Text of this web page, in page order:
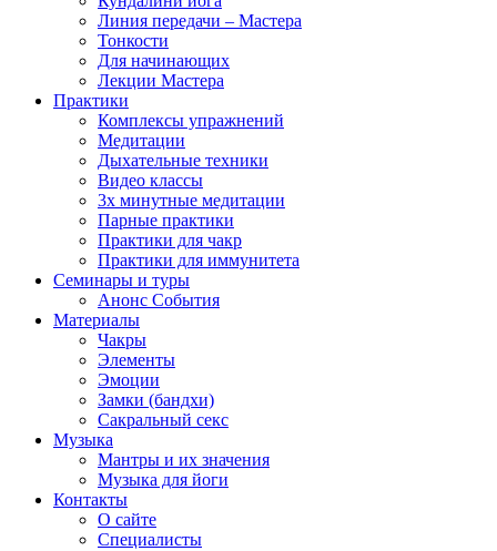
Линия передачи – Мастера
Тонкости
Для начинающих
Лекции Мастера
Практики
Комплексы упражнений
Медитации
Дыхательные техники
Видео классы
3х минутные медитации
Парные практики
Практики для чакр
Практики для иммунитета
Семинары и туры
Анонс События
Материалы
Чакры
Элементы
Эмоции
Замки (бандхи)
Сакральный секс
Музыка
Мантры и их значения
Музыка для йоги
Контакты
О сайте
Специалисты